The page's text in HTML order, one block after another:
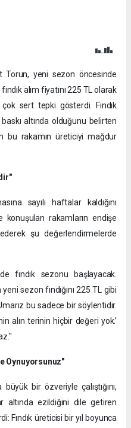
Torun, yeni sezon öncesinde
alım fiyatını 225 TL olarak
sert tepki gösterdi. Fındık
altında olduğunu belirten
bu rakamın üreticiyi mağdur
sayılı haftalar kaldığını
konuşulan rakamların endişe
şu değerlendirmelerde
fındık sezonu başlayacak.
sezon fındığını 225 TL gibi
bu sadece bir söylentidir.
alın terinin hiçbir değeri yok.’
Oynuyorsunuz"
bir özveriyle çalıştığını,
altında ezildiğini dile getiren
Fındık üreticisi bir yıl boyunca